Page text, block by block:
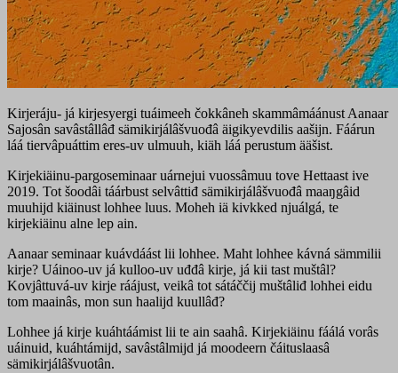
Kirjeráju- já kirjesyergi tuáimeeh čokkâneh skammâmáánust Aanaar
Sajosân savâstâllâđ sämikirjálâšvuođâ äigikyevdilis aašijn. Fáárun
láá tiervâpuáttim eres-uv ulmuuh, kiäh láá perustum ääšist.
Kirjekiäinu-pargoseminaar uárnejui vuossâmuu tove Hettaast ive
2019. Tot šoodâi táárbust selvâttiđ sämikirjálâšvuođâ maaŋgâid
muuhijd kiäinust lohhee luus. Moheh iä kivkked njuálgá, te
kirjekiäinu alne lep ain.
Aanaar seminaar kuávdáást lii lohhee. Maht lohhee kávná sämmilii
kirje? Uáinoo-uv já kulloo-uv uđđâ kirje, já kii tast muštâl?
Kovjâttuvá-uv kirje ráájust, veikâ tot sátáččij muštâliđ lohhei eidu
tom maainâs, mon sun haalijd kuullâđ?
Lohhee já kirje kuáhtáámist lii te ain saahâ. Kirjekiäinu fáálá vorâs
uáinuid, kuáhtámijd, savâstâlmijd já moodeern čáituslaasâ
sämikirjálâšvuotân.